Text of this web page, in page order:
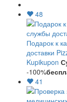
48
Подарок к
доставки
Kupikupon
-100%
41